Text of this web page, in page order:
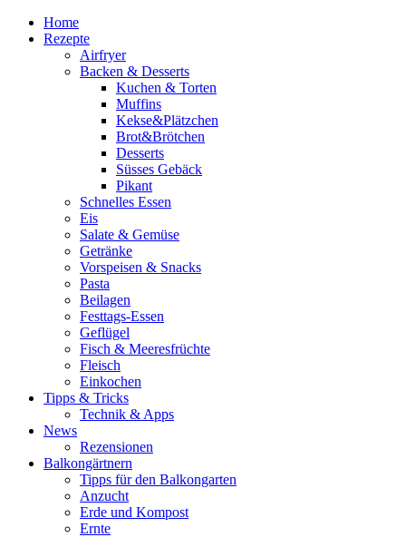
Home
Rezepte
Airfryer
Backen & Desserts
Kuchen & Torten
Muffins
Kekse&Plätzchen
Brot&Brötchen
Desserts
Süsses Gebäck
Pikant
Schnelles Essen
Eis
Salate & Gemüse
Getränke
Vorspeisen & Snacks
Pasta
Beilagen
Festtags-Essen
Geflügel
Fisch & Meeresfrüchte
Fleisch
Einkochen
Tipps & Tricks
Technik & Apps
News
Rezensionen
Balkongärtnern
Tipps für den Balkongarten
Anzucht
Erde und Kompost
Ernte